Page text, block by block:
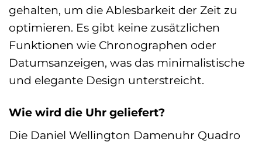
gehalten, um die Ablesbarkeit der Zeit zu
optimieren. Es gibt keine zusätzlichen
Funktionen wie Chronographen oder
Datumsanzeigen, was das minimalistische
und elegante Design unterstreicht.
Wie wird die Uhr geliefert?
Die Daniel Wellington Damenuhr Quadro